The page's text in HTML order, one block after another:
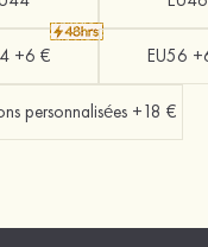
+6 € EU56
personnalisées +18 €